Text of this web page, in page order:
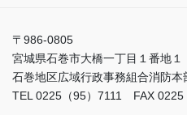
〒986-0805
宮城県石巻市大橋一丁目１番地１
石巻地区広域行政事務組合消防本
TEL 0225（95）7111 FAX 0225